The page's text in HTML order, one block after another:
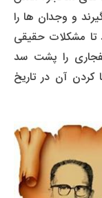
و وجدان ها را
تا مشکلات حقیقی
را پشت سد
آن در تاریخ